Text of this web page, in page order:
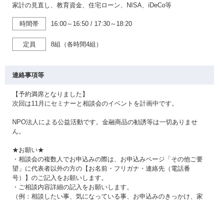
家計の見直し、教育資金、住宅ローン、NISA、iDeCo等
時間帯 16:00～16:50 / 17:30～18:20
定員 8組（各時間4組）
連絡事項等
【予約満席となりました】
次回は11月にセミナーと相談会のイベントを計画中です。
NPO法人による公益活動です。金融商品の勧誘等は一切ありませ
ん。
★お願い★
・相談会の複数人でお申込みの際は、お申込みページ「その他ご要
望」に代表者以外の方の【お名前・フリガナ・連絡先（電話番
号）】のご記入をお願いします。
・ご相談内容詳細の記入をお願いします。
（例：相談したい事、気になっている事、お申込みのきっかけ、家